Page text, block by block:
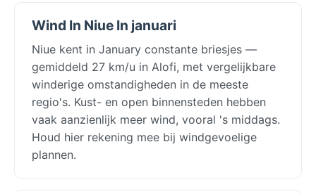
Wind In Niue In januari
Niue kent in January constante briesjes —
gemiddeld 27 km/u in Alofi, met vergelijkbare
winderige omstandigheden in de meeste
regio's. Kust- en open binnensteden hebben
vaak aanzienlijk meer wind, vooral 's middags.
Houd hier rekening mee bij windgevoelige
plannen.